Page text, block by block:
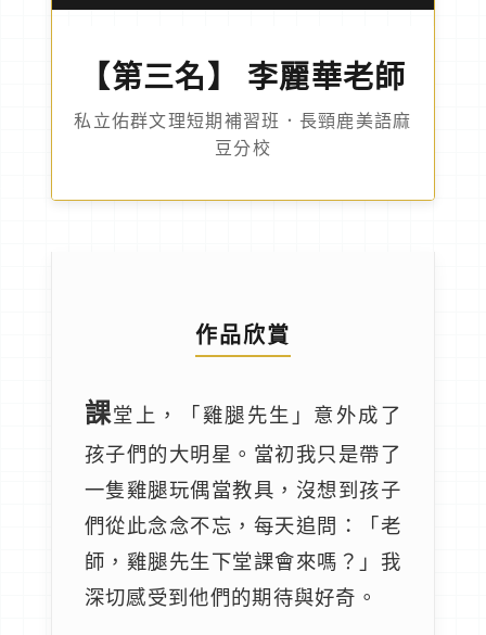
【第三名】 李麗華老師
私立佑群文理短期補習班．長頸鹿美語麻
豆分校
作品欣賞
課堂上，「雞腿先生」意外成了
孩子們的大明星。當初我只是帶了
一隻雞腿玩偶當教具，沒想到孩子
們從此念念不忘，每天追問：「老
師，雞腿先生下堂課會來嗎？」我
深切感受到他們的期待與好奇。